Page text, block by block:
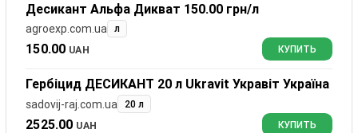
Десикант Альфа Дикват 150.00 грн/л
agroexp.com.ua л
150.00 UAH КУПИТЬ
Гербіцид ДЕСИКАНТ 20 л Ukravit Укравіт Україна
sadovij-raj.com.ua 20 л
2525.00 UAH КУПИТЬ